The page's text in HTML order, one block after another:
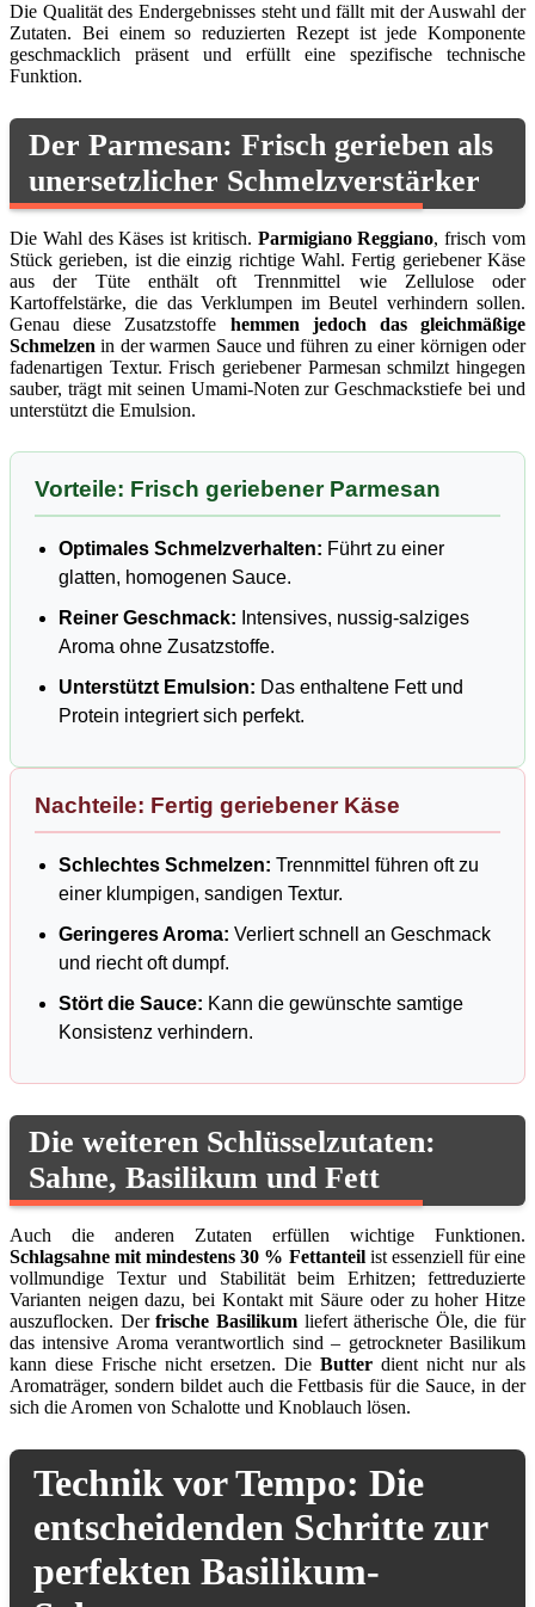
Die Qualität des Endergebnisses steht und fällt mit der Auswahl der
Zutaten. Bei einem so reduzierten Rezept ist jede Komponente
geschmacklich präsent und erfüllt eine spezifische technische
Funktion.
Der Parmesan: Frisch gerieben als
unersetzlicher Schmelzverstärker
Die Wahl des Käses ist kritisch. Parmigiano Reggiano, frisch vom
Stück gerieben, ist die einzig richtige Wahl. Fertig geriebener Käse
aus der Tüte enthält oft Trennmittel wie Zellulose oder
Kartoffelstärke, die das Verklumpen im Beutel verhindern sollen.
Genau diese Zusatzstoffe hemmen jedoch das gleichmäßige
Schmelzen in der warmen Sauce und führen zu einer körnigen oder
fadenartigen Textur. Frisch geriebener Parmesan schmilzt hingegen
sauber, trägt mit seinen Umami-Noten zur Geschmackstiefe bei und
unterstützt die Emulsion.
Vorteile: Frisch geriebener Parmesan
Optimales Schmelzverhalten: Führt zu einer
glatten, homogenen Sauce.
Reiner Geschmack: Intensives, nussig-salziges
Aroma ohne Zusatzstoffe.
Unterstützt Emulsion: Das enthaltene Fett und
Protein integriert sich perfekt.
Nachteile: Fertig geriebener Käse
Schlechtes Schmelzen: Trennmittel führen oft zu
einer klumpigen, sandigen Textur.
Geringeres Aroma: Verliert schnell an Geschmack
und riecht oft dumpf.
Stört die Sauce: Kann die gewünschte samtige
Konsistenz verhindern.
Die weiteren Schlüsselzutaten:
Sahne, Basilikum und Fett
Auch die anderen Zutaten erfüllen wichtige Funktionen.
Schlagsahne mit mindestens 30 % Fettanteilist essenziell für eine
vollmundige Textur und Stabilität beim Erhitzen; fettreduzierte
Varianten neigen dazu, bei Kontakt mit Säure oder zu hoher Hitze
auszuflocken. Derfrische Basilikumliefert ätherische Öle, die für
das intensive Aroma verantwortlich sind – getrockneter Basilikum
kann diese Frische nicht ersetzen. Die Butter dient nicht nur als
Aromaträger, sondern bildet auch die Fettbasis für die Sauce, in der
sich die Aromen von Schalotte und Knoblauch lösen.
Technik vor Tempo: Die
entscheidenden Schritte zur
perfekten Basilikum-